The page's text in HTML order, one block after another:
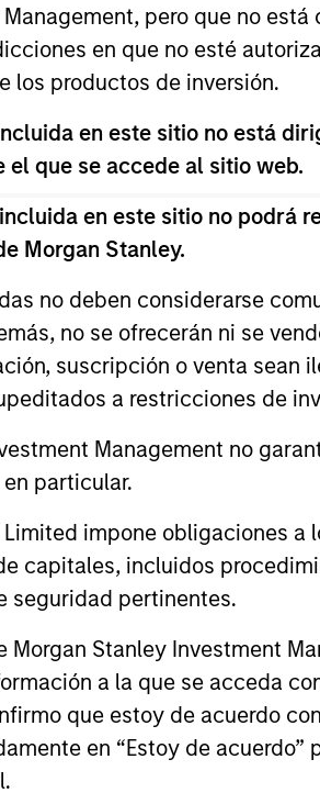
pero que no
en que no esté
los productos de inversión.
en este sitio no está
que se accede al sitio web.
en este sitio no
Morgan Stanley.
no deben considerarse
no se ofrecerán ni se
suscripción o venta sean
a restricciones de
Management no
particular.
impone obligaciones
capitales, incluidos
seguridad pertinentes.
Stanley Investment
a la que se acceda
que estoy de acuerdo
en “Estoy de
equity investments in middle
Humphrey. Mr. Chung holds a
ALTS IN FOCUS
Private Credit 2026
Outlook
We believe the current market
environment is becoming more
for scaled private credit lenders
power improves and financing
secular forces.
16-JUL-2026